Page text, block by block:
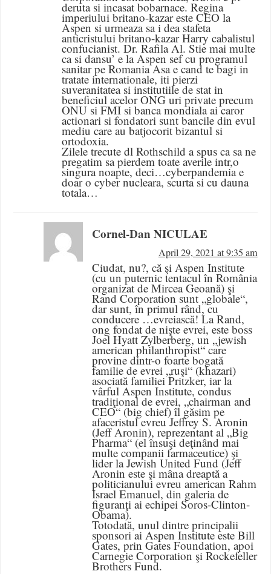
deruta si incasat bobarnace. Regina
imperiului britano-kazar este CEO la
Aspen si urmeaza sa i dea stafeta
anticristului britano-kazar Harry cabalistul
confucianist. Dr. Rafila Al. Stie mai multe
ca si dansu’ e la Aspen sef cu programul
sanitar pe Romania Asa e cand te bagi in
tratate internationale, iti pierzi
suveranitatea si institutiile de stat in
beneficiul acelor ONG uri private precum
ONU si FMI si banca mondiala ai caror
actionari si fondatori sunt bancile din evul
mediu care au batjocorit bizantul si
ortodoxia.
Zilele trecute dl Rothschild a spus ca sa ne
pregatim sa pierdem toate averile intr,o
singura noapte, deci…cyberpandemia e
doar o cyber nucleara, scurta si cu dauna
totala…
Cornel-Dan NICULAE
April 29, 2021 at 9:35 am
Ciudat, nu?, că şi Aspen Institute
(cu un puternic tentacul în România
organizat de Mircea Geoană) şi
Rand Corporation sunt „globale“,
dar sunt, în primul rând, cu
conducere …evreiască! La Rand,
ong fondat de nişte evrei, este boss
Joel Hyatt Zylberberg, un „jewish
american philanthropist“ care
provine dintr-o foarte bogată
familie de evrei „ruşi“ (khazari)
asociată familiei Pritzker, iar la
vârful Aspen Institute, condus
tradiţional de evrei, „chairman and
CEO“ (big chief) îl găsim pe
afaceristul evreu Jeffrey S. Aronin
(Jeff Aronin), reprezentant al „Big
Pharma“ (el însuşi deţinând mai
multe companii farmaceutice) şi
lider la Jewish United Fund (Jeff
Aronin este şi mâna dreaptă a
politicianului evreu american Rahm
Israel Emanuel, din galeria de
figuranţi ai echipei Soros-Clinton-
Obama).
Totodată, unul dintre principalii
sponsori ai Aspen Institute este Bill
Gates, prin Gates Foundation, apoi
Carnegie Corporation şi Rockefeller
Brothers Fund.